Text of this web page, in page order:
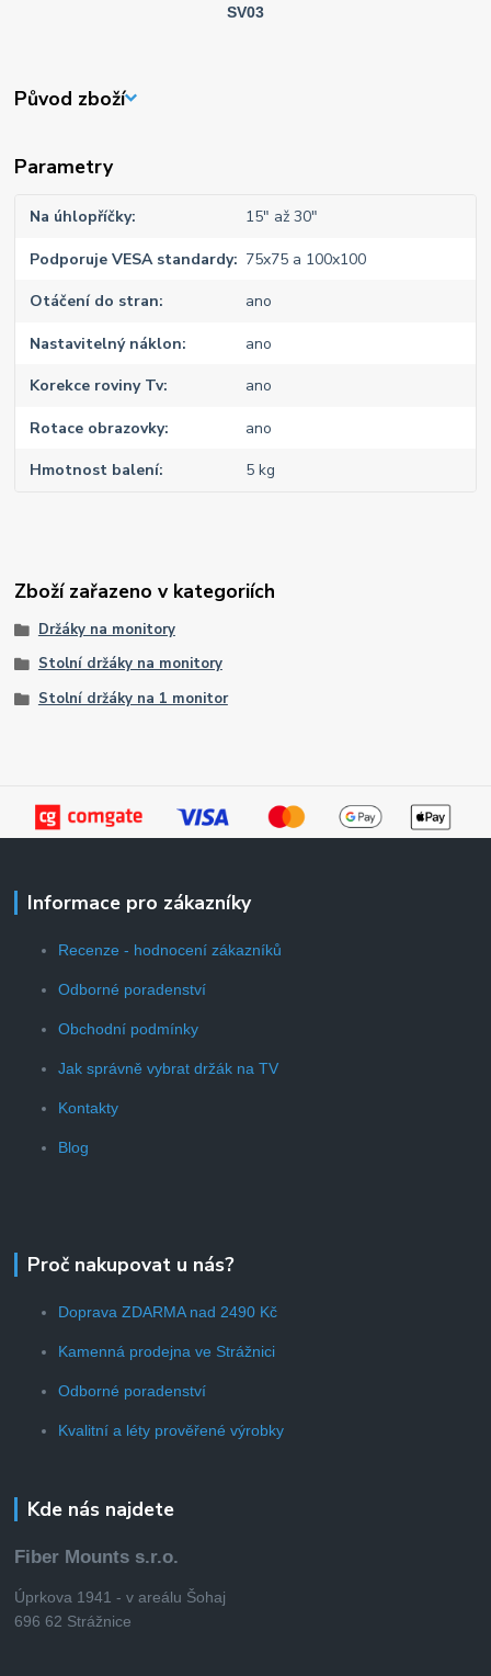
Původ zboží
Parametry
Na úhlopříčky 15" až 30"
Podporuje VESA standardy 75x75 a 100x100
Otáčení do stran ano
Nastavitelný náklon ano
Korekce roviny Tv ano
Rotace obrazovky ano
Hmotnost balení 5 kg
Zboží zařazeno v kategoriích
Držáky na monitory
Stolní držáky na monitory
Stolní držáky na 1 monitor
Informace pro zákazníky
Recenze - hodnocení zákazníků
Odborné poradenství
Obchodní podmínky
Jak správně vybrat držák na TV
Kontakty
Blog
Proč nakupovat u nás?
Doprava ZDARMA nad 2490 Kč
Kamenná prodejna ve Strážnici
Odborné poradenství
Kvalitní a léty prověřené výrobky
Kde nás najdete
Fiber Mounts s.r.o.
Úprkova 1941 - v areálu Šohaj
696 62 Strážnice